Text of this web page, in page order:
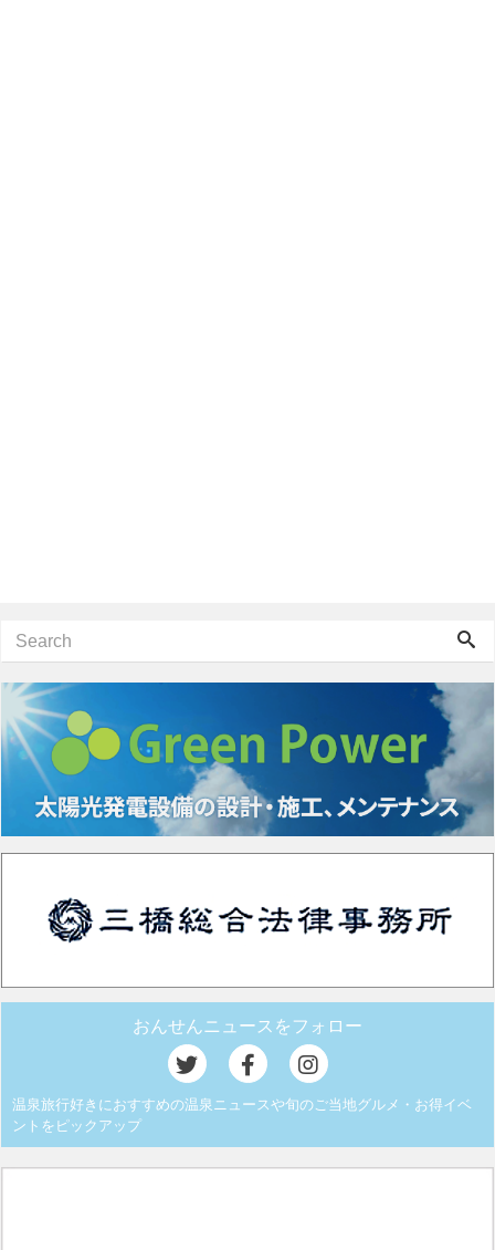
おんせんニュースをフォロー
温泉旅行好きにおすすめの温泉ニュースや旬のご当地グルメ・お得イベ
ントをピックアップ